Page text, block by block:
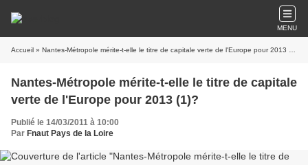
MENU
Accueil » Nantes-Métropole mérite-t-elle le titre de capitale verte de l'Europe pour 2013 (1)?
Nantes-Métropole mérite-t-elle le titre de capitale
verte de l'Europe pour 2013 (1)?
Publié le 14/03/2011 à 10:00
Par Fnaut Pays de la Loire